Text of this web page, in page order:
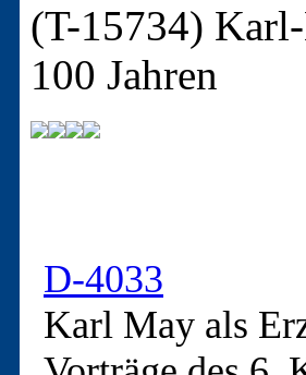
(T-15734)
100 Jahren
D-4033
Karl May als